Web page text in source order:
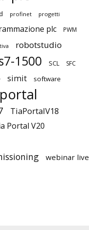
profinet progetti
plc PWM
robotstudio
1500 SCL SFC
simit software
TiaPortalV18
Portal V20
webinar live